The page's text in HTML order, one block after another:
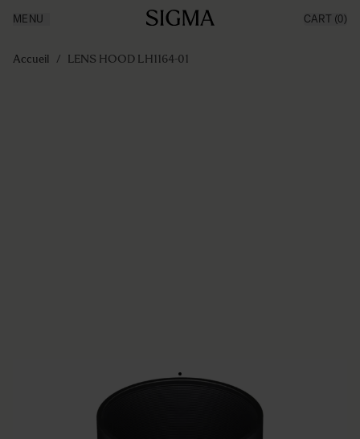
Made in Aizu
Support
MENU CART (0)
Accueil / LENS HOOD LH1164-01
LENS HOOD LH1164-01